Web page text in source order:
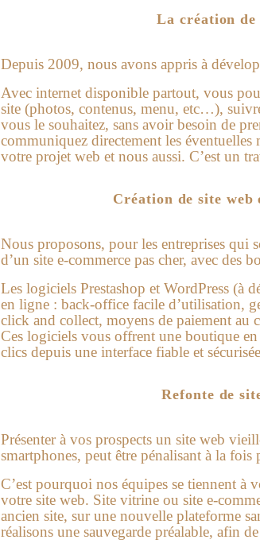
La création de
Depuis 2009, nous avons appris à
Avec internet disponible partout, vous
site (photos, contenus, menu, etc…),
vous le souhaitez, sans avoir besoin de
communiquez directement les
votre projet web et nous aussi. C’est un
Création de site web
Nous proposons, pour les entreprises qui
d’un site e-commerce pas cher, avec des
Les logiciels Prestashop et WordPress (à
en ligne : back-office facile d’utilisation,
click and collect, moyens de paiement
Ces logiciels vous offrent une boutique
clics depuis une interface fiable et
Refonte de
Présenter à vos prospects un site web
smartphones, peut être pénalisant à la
C’est pourquoi nos équipes se tiennent à
votre site web. Site vitrine ou site e-
ancien site, sur une nouvelle plateforme
réalisons une sauvegarde préalable, afin